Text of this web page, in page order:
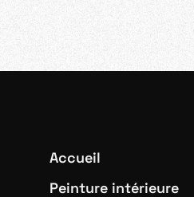
Accueil
Peinture intérieure